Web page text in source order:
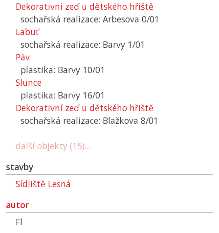
Dekorativní zeď u dětského hřiště
sochařská realizace: Arbesova 0/01
Labuť
sochařská realizace: Barvy 1/01
Páv
plastika: Barvy 10/01
Slunce
plastika: Barvy 16/01
Dekorativní zeď u dětského hřiště
sochařská realizace: Blažkova 8/01
další objekty (15)...
stavby
Sídliště Lesná
autor
Fl